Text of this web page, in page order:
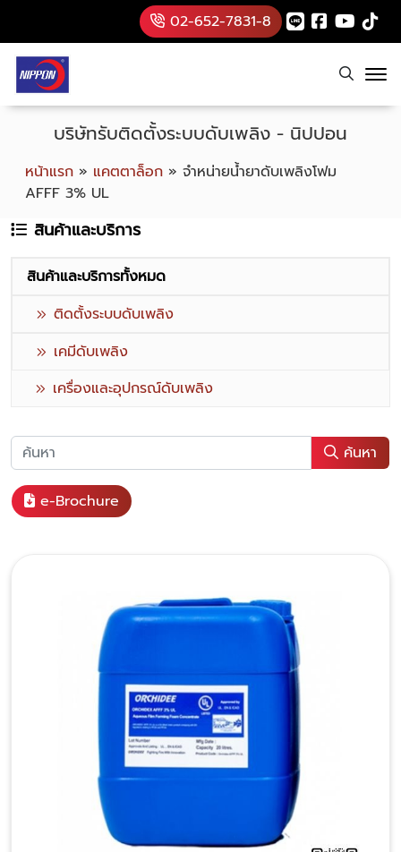
02-652-7831-8
หน้าแรก » แคตตาล็อก » จำหน่ายน้ำยาดับเพลิงโฟม
AFFF 3% UL
บริษัทรับติดตั้งระบบดับเพลิง - นิปปอน
สินค้าและบริการ
สินค้าและบริการทั้งหมด
ติดตั้งระบบดับเพลิง
เคมีดับเพลิง
เครื่องและอุปกรณ์ดับเพลิง
ค้นหา
e-Brochure